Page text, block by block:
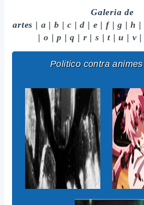
Galeria de
artes | a | b | c | d | e | f | g | h |
| o | p | q | r | s | t | u | v |
Politico contra